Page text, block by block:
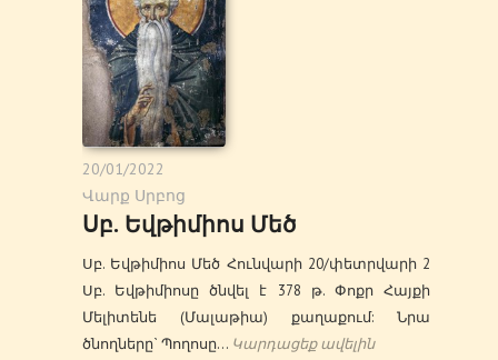
20/01/2022
Վարք Սրբոց
Սբ. Եվթիմիոս Մեծ
Սբ. Եվթիմիոս Մեծ Հունվարի 20/փետրվարի 2
Սբ. Եվթիմիոսը ծնվել է 378 թ. Փոքր Հայքի
Մելիտենե (Մալաթիա) քաղաքում: Նրա
ծնողները` Պողոսը… Կարդացեք ավելին